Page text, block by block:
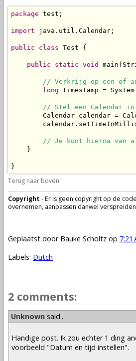
package test;
import java.util.Calendar;
public class Test {
public static void
// Verkrijg op een of
long timestamp =
// Stel een Calendar in
Calendar calendar =
// Je kunt hierna van
    }
}
Terug naar boven
Copyright - Er is geen copyright op de
overnemen, aanpassen danwel
Geplaatst door Bauke Scholtz op 7:21
Labels: Dutch
2 comments:
Unknown said...
Handige post. Ik zou echter 1 ding
voorbeeld "Datum en tijd instellen".